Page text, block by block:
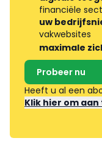
financiële
uw
vakwebsites
maximale
Probeer nu
Heeft u al een
Klik hier om